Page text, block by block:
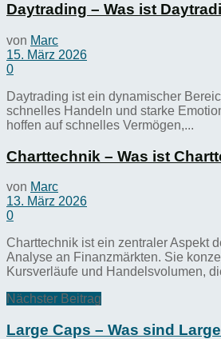
Daytrading – Was ist
von Marc
15. März 2026
0
Daytrading ist ein dynamischer
schnelles Handeln und starke
hoffen auf schnelles Vermögen,...
Charttechnik – Was ist
von Marc
13. März 2026
0
Charttechnik ist ein zentraler Aspekt
Analyse an Finanzmärkten. Sie
Kursverläufe und Handelsvolumen,
Nächster Beitrag
Large Caps – Was sind